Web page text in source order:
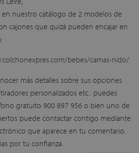
en nuestro catálogo de 2 modelos de
cajones que quizá pueden encajar en
bebes/camas-nido/
más detalles sobre sus opciones
personalizados etc.. puedes
gratuito 900 897 956 o bien uno de
puede contactar contigo mediante
que aparece en tu comentario.
por tu confianza.